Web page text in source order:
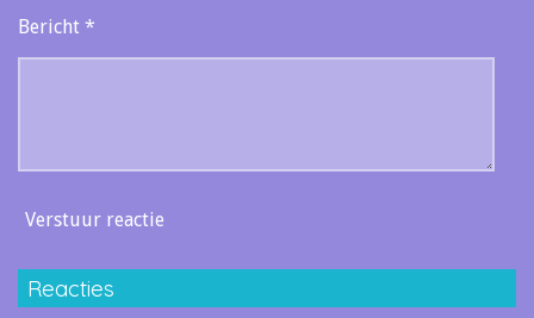
Bericht *
Verstuur reactie
Reacties